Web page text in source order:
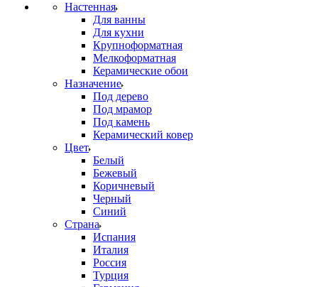
Настенная
Для ванны
Для кухни
Крупноформатная
Мелкоформатная
Керамические обои
Назначение
Под дерево
Под мрамор
Под камень
Керамический ковер
Цвет
Белый
Бежевый
Коричневый
Черный
Синий
Страна
Испания
Италия
Россия
Турция